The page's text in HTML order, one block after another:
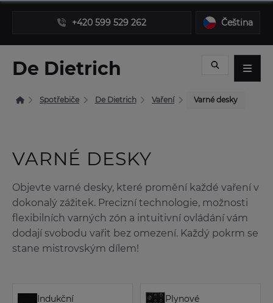
+420 599 529 262 Čeština
De Dietrich
Spotřebiče De Dietrich Vaření Varné desky
VARNÉ DESKY
Objevte varné desky, které promění každé vaření v
dokonalý zážitek. Precizní technologie, možnosti
flexibilních varných zón a intuitivní ovládání vám
dodají svobodu vařit bez omezení. Každý pokrm se
stane mistrovským dílem!
Indukční Plynové